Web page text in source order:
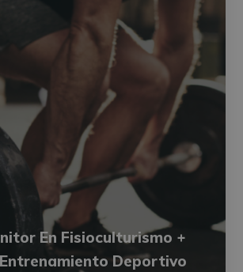
En Fisioculturismo +
Deportivo